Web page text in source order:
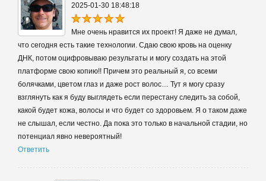
2025-01-30 18:48:18
Мне очень нравится их проект! Я даже не думал,
что сегодня есть такие технологии. Сдаю свою кровь на оценку
ДНК, потом оцифровываю результаты и могу создать на этой
платформе свою копию!! Причем это реальный я, со всеми
болячками, цветом глаз и даже рост волос… Тут я могу сразу
взглянуть как я буду выглядеть если перестану следить за собой,
какой будет кожа, волосы и что будет со здоровьем. Я о таком даже
не слышал, если честно. Да пока это только в начальной стадии, но
потенциал явно невероятный!
Ответить